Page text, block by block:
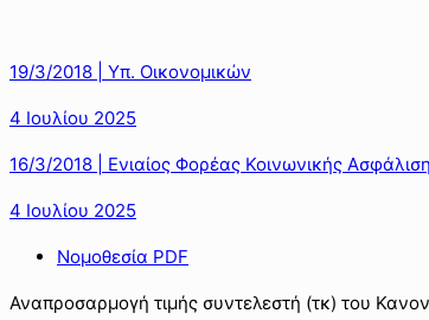
19/3/2018 | Υπ. Οικονομικών
4 Ιουλίου 2025
16/3/2018 | Ενιαίος Φορέας Κοινωνικής
4 Ιουλίου 2025
Νομοθεσία PDF
Αναπροσαρμογή τιμής συντελεστή (τκ) του